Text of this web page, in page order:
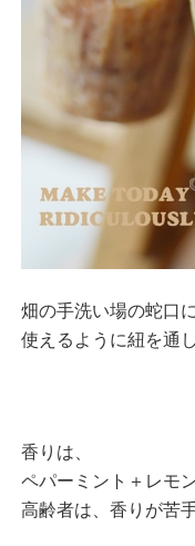
畑の手洗い場の蛇口
使えるように紐を通
香りは、
ペパーミント＋レモ
高齢者は、香りが苦